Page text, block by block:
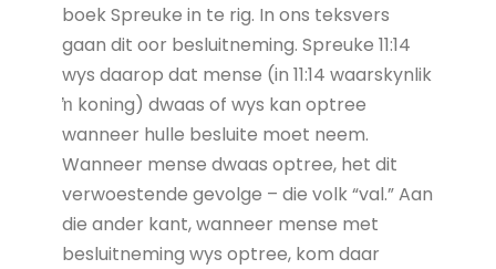
boek Spreuke in te rig. In ons teksvers
gaan dit oor besluitneming. Spreuke 11:14
wys daarop dat mense (in 11:14 waarskynlik
ŉ koning) dwaas of wys kan optree
wanneer hulle besluite moet neem.
Wanneer mense dwaas optree, het dit
verwoestende gevolge – die volk “val.” Aan
die ander kant, wanneer mense met
besluitneming wys optree, kom daar